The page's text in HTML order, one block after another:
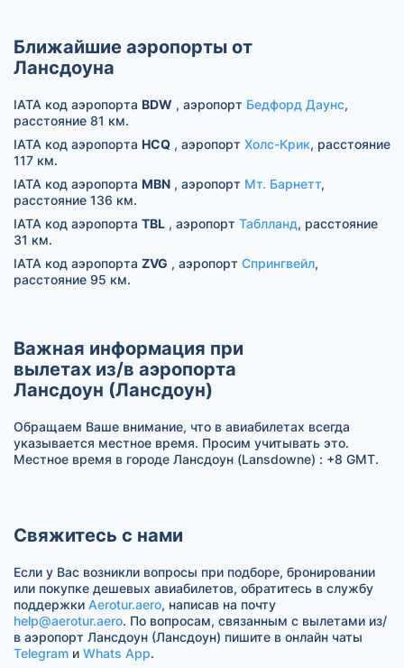
Ближайшие аэропорты от
Лансдоуна
IATA код аэропорта BDW , аэропорт Бедфорд Даунс,
расстояние 81 км.
IATA код аэропорта HCQ , аэропорт Холс-Крик, расстояние
117 км.
IATA код аэропорта MBN , аэропорт Мт. Барнетт,
расстояние 136 км.
IATA код аэропорта TBL , аэропорт Таблланд, расстояние
31 км.
IATA код аэропорта ZVG , аэропорт Спрингвейл,
расстояние 95 км.
Важная информация при
вылетах из/в аэропорта
Лансдоун (Лансдоун)
Обращаем Ваше внимание, что в авиабилетах всегда
указывается местное время. Просим учитывать это.
Местное время в городе Лансдоун (Lansdowne) : +8 GMT.
Свяжитесь с нами
Если у Вас возникли вопросы при подборе, бронировании
или покупке дешевых авиабилетов, обратитесь в службу
поддержки Aerotur.aero, написав на почту
help@aerotur.aero. По вопросам, связанным с вылетами из/
в аэропорт Лансдоун (Лансдоун) пишите в онлайн чаты
Telegram и Whats App.